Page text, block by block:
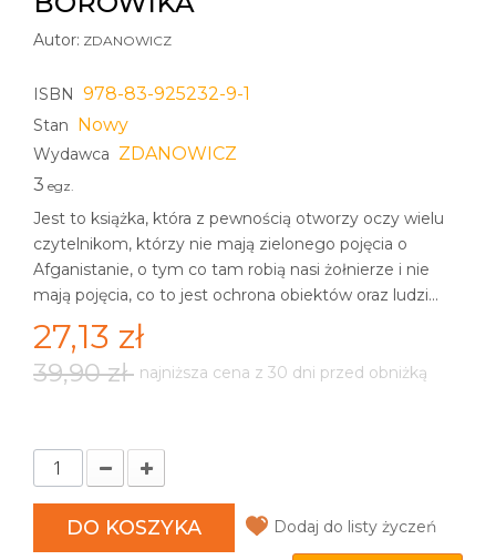
Autor: ZDANOWICZ
ISBN 978-83-925232-9-1
Stan Nowy
Wydawca ZDANOWICZ
3 egz.
Jest to książka, która z pewnością otworzy oczy wielu
czytelnikom, którzy nie mają zielonego pojęcia o
Afganistanie, o tym co tam robią nasi żołnierze i nie
mają pojęcia, co to jest ochrona obiektów oraz ludzi...
27,13 zł
39,90 zł najniższa cena z 30 dni przed obniżką
DO KOSZYKA Dodaj do listy życzeń